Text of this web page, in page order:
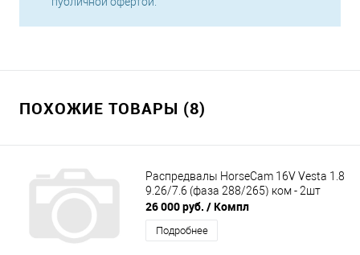
ПОХОЖИЕ ТОВАРЫ (8)
Распредвалы HorseCam 16V Vesta 1.8
9.26/7.6 (фаза 288/265) ком - 2шт
26 000 руб. / Компл
Подробнее